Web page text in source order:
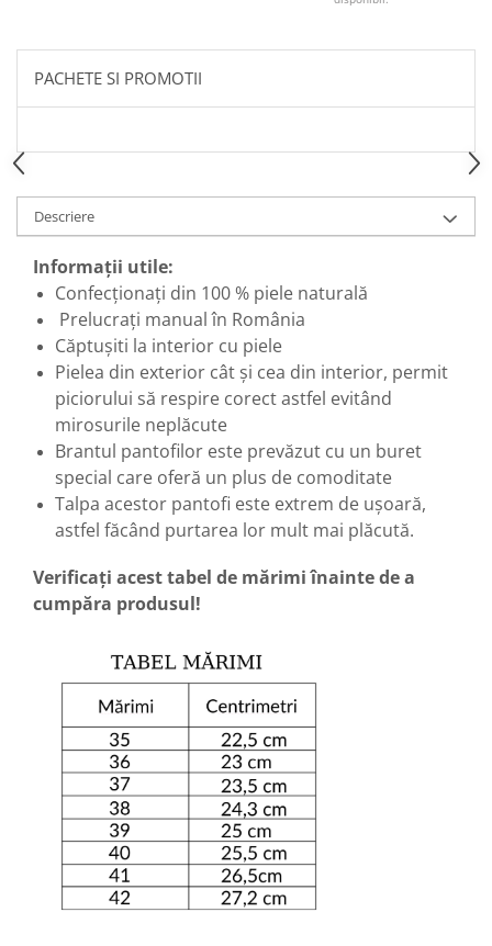
PACHETE SI PROMOTII
Descriere
Informații utile:
Confecționați din 100 % piele naturală
Prelucrați manual în România
Căptușiti la interior cu piele
Pielea din exterior cât și cea din interior, permit
piciorului să respire corect astfel evitând
mirosurile neplăcute
Brantul pantofilor este prevăzut cu un buret
special care oferă un plus de comoditate
Talpa acestor pantofi este extrem de ușoară,
astfel făcând purtarea lor mult mai plăcută.
Verificați acest tabel de mărimi înainte de a
cumpăra produsul!